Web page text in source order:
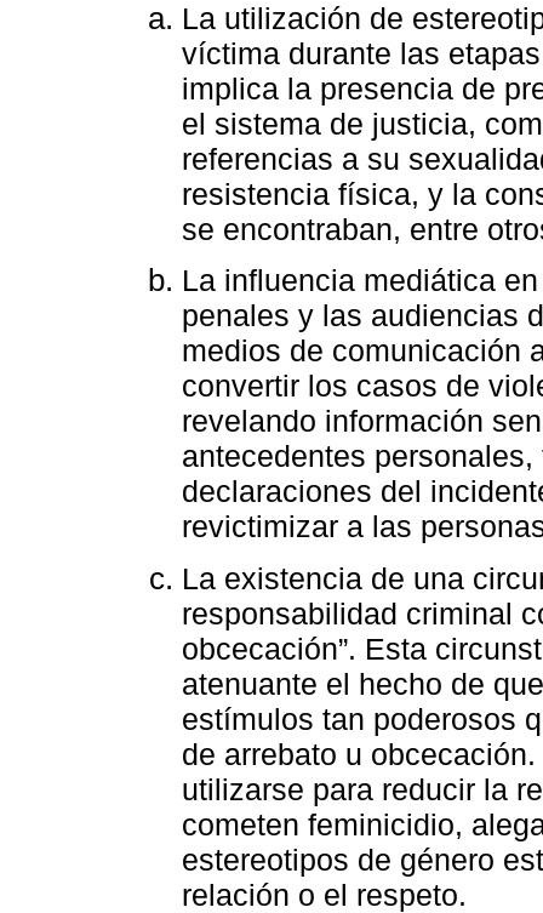
La utilización de
víctima durante las
implica la presencia de
el sistema de justicia,
referencias a su
resistencia física, y la
se encontraban, entre
La influencia mediática
penales y las audiencias
medios de comunicación
convertir los casos de
revelando información
antecedentes
declaraciones del
revictimizar a las
La existencia de una
responsabilidad criminal
obcecación”. Esta
atenuante el hecho de
estímulos tan poderosos
de arrebato u
utilizarse para reducir la
cometen feminicidio,
estereotipos de género
relación o el respeto.